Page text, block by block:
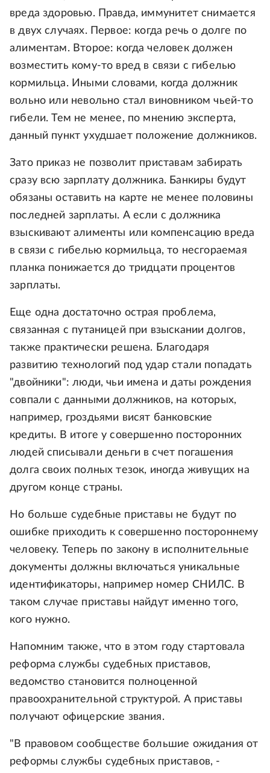
вреда здоровью. Правда, иммунитет снимается
в двух случаях. Первое: когда речь о долге по
алиментам. Второе: когда человек должен
возместить кому-то вред в связи с гибелью
кормильца. Иными словами, когда должник
вольно или невольно стал виновником чьей-то
гибели. Тем не менее, по мнению эксперта,
данный пункт ухудшает положение должников.
Зато приказ не позволит приставам забирать
сразу всю зарплату должника. Банкиры будут
обязаны оставить на карте не менее половины
последней зарплаты. А если с должника
взыскивают алименты или компенсацию вреда
в связи с гибелью кормильца, то несгораемая
планка понижается до тридцати процентов
зарплаты.
Еще одна достаточно острая проблема,
связанная с путаницей при взыскании долгов,
также практически решена. Благодаря
развитию технологий под удар стали попадать
"двойники": люди, чьи имена и даты рождения
совпали с данными должников, на которых,
например, гроздьями висят банковские
кредиты. В итоге у совершенно посторонних
людей списывали деньги в счет погашения
долга своих полных тезок, иногда живущих на
другом конце страны.
Но больше судебные приставы не будут по
ошибке приходить к совершенно постороннему
человеку. Теперь по закону в исполнительные
документы должны включаться уникальные
идентификаторы, например номер СНИЛС. В
таком случае приставы найдут именно того,
кого нужно.
Напомним также, что в этом году стартовала
реформа службы судебных приставов,
ведомство становится полноценной
правоохранительной структурой. А приставы
получают офицерские звания.
"В правовом сообществе большие ожидания от
реформы службы судебных приставов, -